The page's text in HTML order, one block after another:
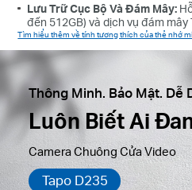
Lưu Trữ Cục Bộ Và Đám Mây:
đến 512GB) và dịch vụ đám mây
Tìm hiểu thêm về tính tương thích của thẻ nhớ
Thông Minh. Bảo Mật. Dễ
Luôn Biết Ai
Camera Chuông Cửa Video
Tapo D235